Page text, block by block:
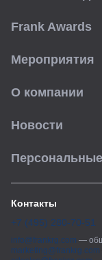
Frank Awards
Мероприятия
О компании
Новости
Контакты
+7 (495) 280-70-51
—
info@frankrg.com
marketing@frankrg.com